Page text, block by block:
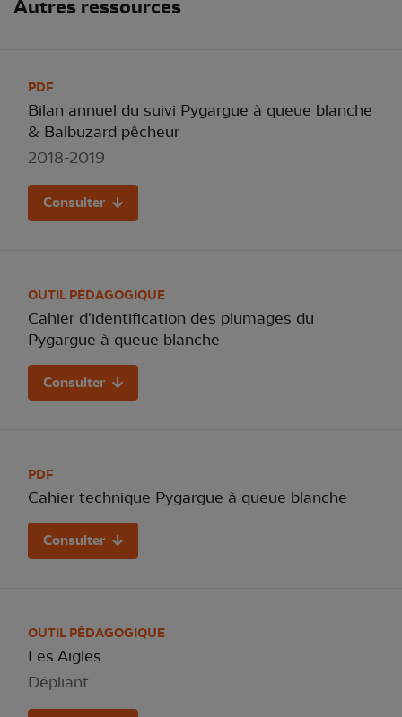
Autres ressources
PDF
Bilan annuel du suivi Pygargue à queue blanche
& Balbuzard pêcheur
2018-2019
Consulter
OUTIL PÉDAGOGIQUE
Cahier d'identification des plumages du
Pygargue à queue blanche
Consulter
PDF
Cahier technique Pygargue à queue blanche
Consulter
OUTIL PÉDAGOGIQUE
Les Aigles
Dépliant